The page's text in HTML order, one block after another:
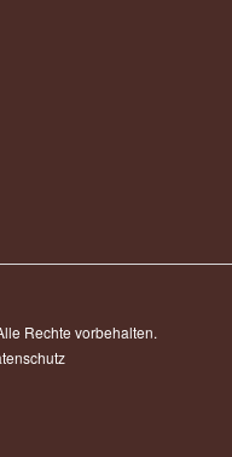
Rechte vorbehalten.